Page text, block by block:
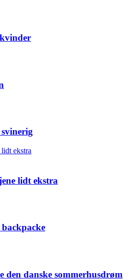
lidt ekstra
den danske sommerhusdrøm